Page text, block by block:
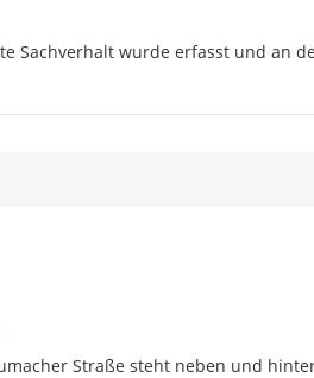
Sachverhalt wurde erfasst und an
Straße steht neben und